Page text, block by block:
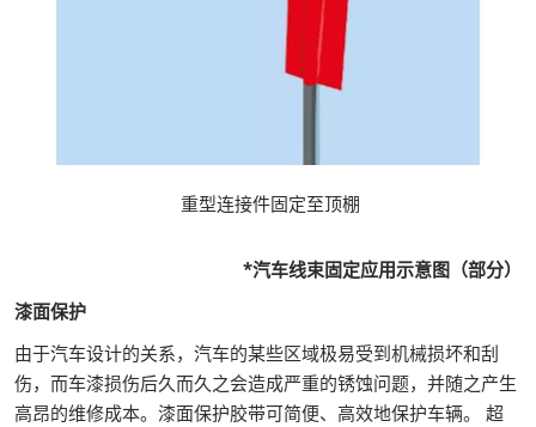
重型连接件固定至顶棚
*汽车线束固定应用示意图（部分）
漆面保护
由于汽车设计的关系，汽车的某些区域极易受到机械损坏和刮
伤，而车漆损伤后久而久之会造成严重的锈蚀问题，并随之产生
高昂的维修成本。漆面保护胶带可简便、高效地保护车辆。 超